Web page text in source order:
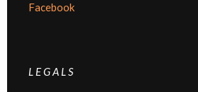
Facebook
L E G A L S